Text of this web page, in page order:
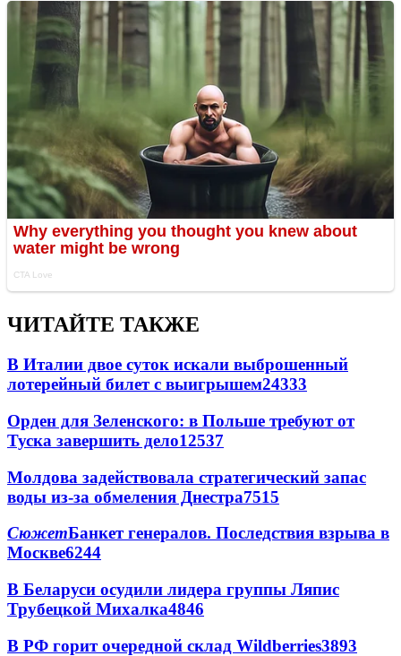
ЧИТАЙТЕ ТАКЖЕ
В Италии двое суток искали выброшенный
лотерейный билет с выигрышем24333
Орден для Зеленского: в Польше требуют от
Туска завершить дело12537
Молдова задействовала стратегический запас
воды из-за обмеления Днестра7515
СюжетБанкет генералов. Последствия взрыва в
Москве6244
В Беларуси осудили лидера группы Ляпис
Трубецкой Михалка4846
В РФ горит очередной склад Wildberries3893